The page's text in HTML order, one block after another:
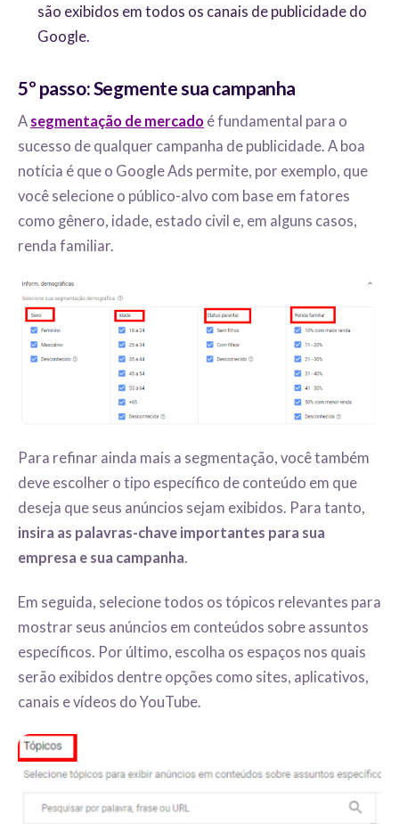
são exibidos em todos os canais de publicidade do
Google.
5º passo: Segmente sua campanha
A segmentação de mercado é fundamental para o
sucesso de qualquer campanha de publicidade. A boa
notícia é que o Google Ads permite, por exemplo, que
você selecione o público-alvo com base em fatores
como gênero, idade, estado civil e, em alguns casos,
renda familiar.
Para refinar ainda mais a segmentação, você também
deve escolher o tipo específico de conteúdo em que
deseja que seus anúncios sejam exibidos. Para tanto,
insira as palavras-chave importantes para sua
empresa e sua campanha.
Em seguida, selecione todos os tópicos relevantes para
mostrar seus anúncios em conteúdos sobre assuntos
específicos. Por último, escolha os espaços nos quais
serão exibidos dentre opções como sites, aplicativos,
canais e vídeos do YouTube.